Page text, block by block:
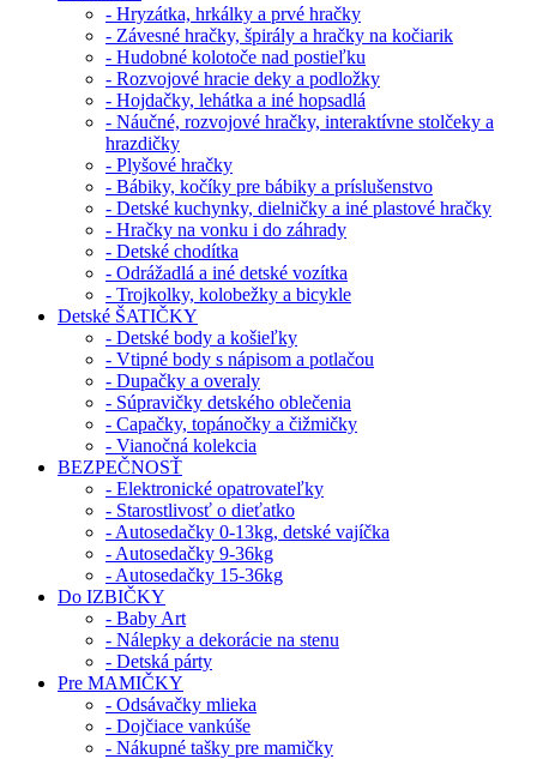
- Hryzátka, hrkálky a prvé hračky
- Závesné hračky, špirály a hračky na kočiarik
- Hudobné kolotoče nad postieľku
- Rozvojové hracie deky a podložky
- Hojdačky, lehátka a iné hopsadlá
- Náučné, rozvojové hračky, interaktívne stolčeky a
hrazdičky
- Plyšové hračky
- Bábiky, kočíky pre bábiky a príslušenstvo
- Detské kuchynky, dielničky a iné plastové hračky
- Hračky na vonku i do záhrady
- Detské chodítka
- Odrážadlá a iné detské vozítka
- Trojkolky, kolobežky a bicykle
Detské ŠATIČKY
- Detské body a košieľky
- Vtipné body s nápisom a potlačou
- Dupačky a overaly
- Súpravičky detského oblečenia
- Capačky, topánočky a čižmičky
- Vianočná kolekcia
BEZPEČNOSŤ
- Elektronické opatrovateľky
- Starostlivosť o dieťatko
- Autosedačky 0-13kg, detské vajíčka
- Autosedačky 9-36kg
- Autosedačky 15-36kg
Do IZBIČKY
- Baby Art
- Nálepky a dekorácie na stenu
- Detská párty
Pre MAMIČKY
- Odsávačky mlieka
- Dojčiace vankúše
- Nákupné tašky pre mamičky